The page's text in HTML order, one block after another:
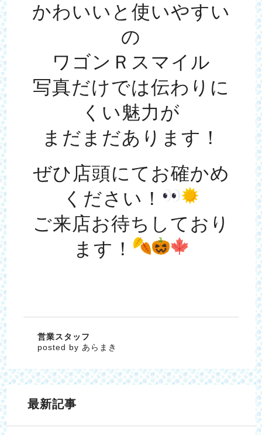
かわいいと使いやすい
の
ワゴンＲスマイル
写真だけでは伝わりに
くい魅力が
まだまだあります！
ぜひ店頭にてお確かめ
ください！
ご来店お待ちしており
ます！
営業スタッフ
posted by あらまき
最新記事